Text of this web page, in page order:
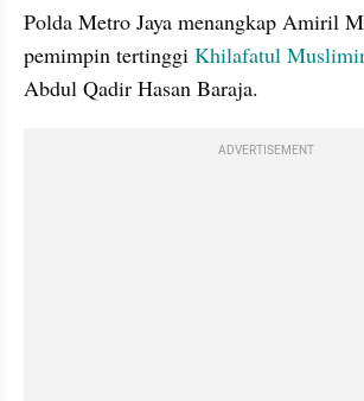
Polda Metro Jaya menangkap Amiril
pemimpin tertinggi Khilafatul
Abdul Qadir Hasan Baraja.
ADVERTISEMENT